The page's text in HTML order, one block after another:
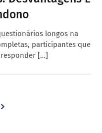
longos na
participantes que
[…]